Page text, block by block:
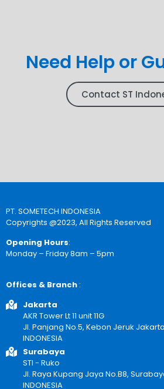
Need Help or
Contact ST
PT. SOMETECH INDONESIA
Copyrights @2023, All Rights Reserved
Opening Hours:
Monday – Friday 8am – 5pm
Offices & Branch :
Jakarta
AKR Tower Lt 11 unit 11G
Jl. Panjang No.5, Kebon Jeruk
INDONESIA
Surabaya
STI - Ruko
Jl. Raya Kupang Jaya No.B8,
INDONESIA